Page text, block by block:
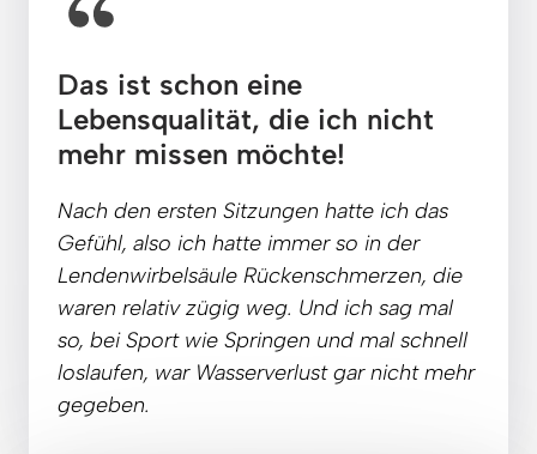
Das ist schon eine
Lebensqualität, die ich nicht
mehr missen möchte!
Nach den ersten Sitzungen hatte ich
Gefühl, also ich hatte immer so in
der
Lendenwirbelsäule Rückenschmerzen,
waren relativ zügig weg. Und ich sag
so, bei Sport wie Springen und mal
loslaufen, war Wasserverlust gar nicht
mehr
gegeben.